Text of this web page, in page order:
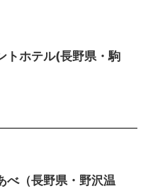
トホテル(長野県・駒
べ（長野県・野沢温